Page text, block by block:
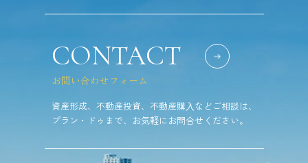
CONTACT
お問い合わせフォーム
資産形成、不動産投資、不動産購⼊などご相談は、
プラン・ドゥまで、お気軽にお問合せください。